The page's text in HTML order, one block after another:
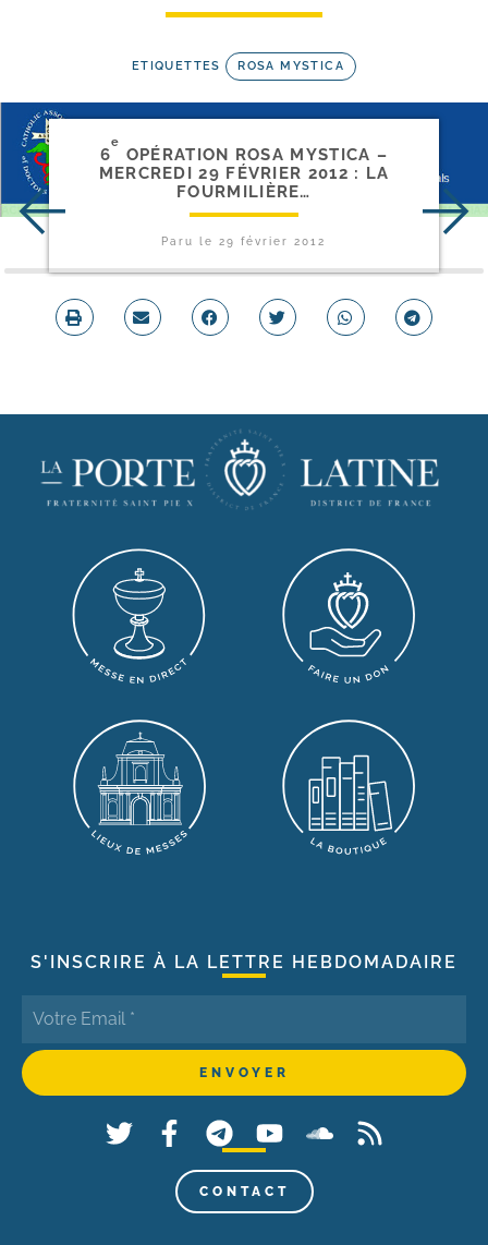
ETIQUETTES ROSA MYSTICA
6
e
OPÉRATION ROSA MYSTICA –
MERCREDI 29 FÉVRIER 2012 : LA
FOURMILIÈRE…
Paru le29 février 2012
S'INSCRIRE À LA LETTRE HEBDOMADAIRE
CONTACT